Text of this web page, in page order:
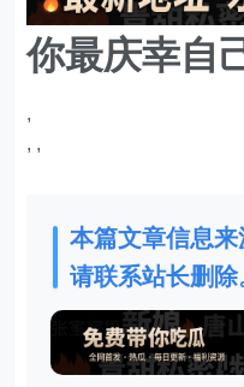
你最庆幸自
,
, ,
本篇文章信息来
请联系站长删除